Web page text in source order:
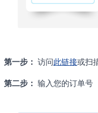
第一步： 访问此链接或扫
第二步： 输入您的订单号